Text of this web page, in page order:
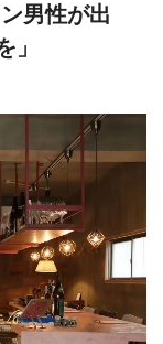
男性が出
」